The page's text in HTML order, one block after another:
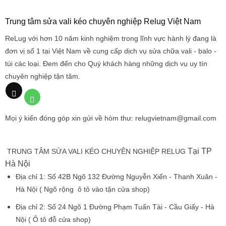
Trung tâm sửa vali kéo chuyên nghiệp Relug Việt Nam
ReLug với hơn 10 năm kinh nghiệm trong lĩnh vực hành lý đang là
đơn vị số 1 tại Việt Nam về cung cấp dịch vụ sửa chữa vali - balo -
túi các loại. Đem đến cho Quý khách hàng những dịch vụ uy tín
chuyên nghiệp tận tâm.
Mọi ý kiến đóng góp xin gửi về hòm thư: relugvietnam@gmail.com
TRUNG TÂM SỬA VALI KÉO CHUYÊN NGHIỆP RELUG Tại TP
Hà Nội
Địa chỉ 1: Số 42B Ngõ 132 Đường Nguyễn Xiển - Thanh Xuân -
Hà Nội ( Ngõ rộng ô tô vào tận cửa shop)
Địa chỉ 2: Số 24 Ngõ 1 Đường Phạm Tuấn Tài - Cầu Giấy - Hà
Nội( Ô tô đỗ cửa shop)